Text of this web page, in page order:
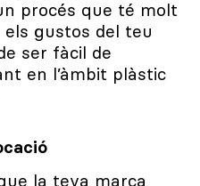
procés que té molt
els gustos del teu
ser fàcil de
en l’àmbit plàstic
la teva marca